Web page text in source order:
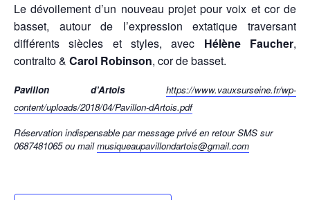
Le dévoilement d’un nouveau projet pour voix et cor de
basset, autour de l’expression extatique traversant
différents siècles et styles, avec Hélène Faucher,
contralto & Carol Robinson, cor de basset.
Pavillon d’Artois
https://www.vauxsurseine.fr/wp-
content/uploads/2018/04/Pavillon-dArtois.pdf
Réservation indispensable par message privé en retour SMS sur
0687481065 ou mailmusiqueaupavillondartois@gmail.com